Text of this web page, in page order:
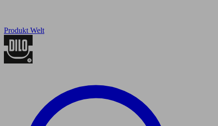
Produkt Welt